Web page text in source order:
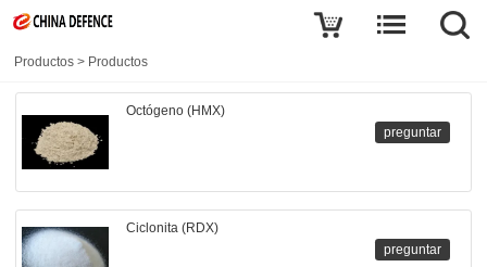
Productos > Productos
Octógeno (HMX)
preguntar
Ciclonita (RDX)
preguntar